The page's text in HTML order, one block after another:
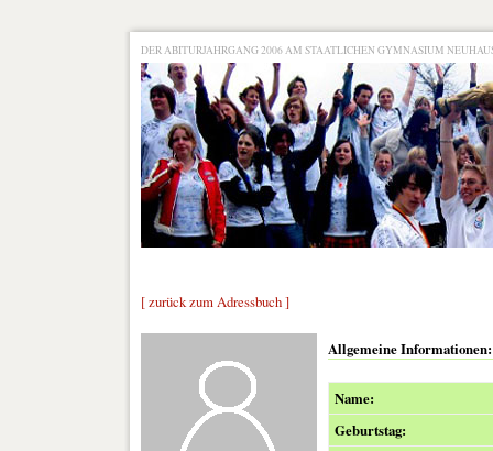
DER ABITURJAHRGANG 2006 AM STAATLICHEN GYMNASIUM
[ zurück zum Adressbuch ]
Allgemeine Informationen:
Name:
Geburtstag: